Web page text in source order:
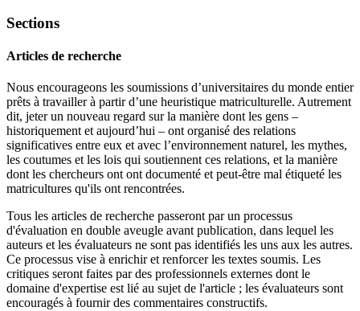
Sections
Articles de recherche
Nous encourageons les soumissions d’universitaires du monde entier
prêts à travailler à partir d’une heuristique matriculturelle. Autrement
dit, jeter un nouveau regard sur la manière dont les gens –
historiquement et aujourd’hui – ont organisé des relations
significatives entre eux et avec l’environnement naturel, les mythes,
les coutumes et les lois qui soutiennent ces relations, et la manière
dont les chercheurs ont ont documenté et peut-être mal étiqueté les
matricultures qu'ils ont rencontrées.
Tous les articles de recherche passeront par un processus
d'évaluation en double aveugle avant publication, dans lequel les
auteurs et les évaluateurs ne sont pas identifiés les uns aux les autres.
Ce processus vise à enrichir et renforcer les textes soumis. Les
critiques seront faites par des professionnels externes dont le
domaine d'expertise est lié au sujet de l'article ; les évaluateurs sont
encouragés à fournir des commentaires constructifs.